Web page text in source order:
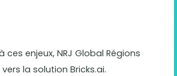
enjeux, NRJ Global Régions
la solution Bricks.ai.